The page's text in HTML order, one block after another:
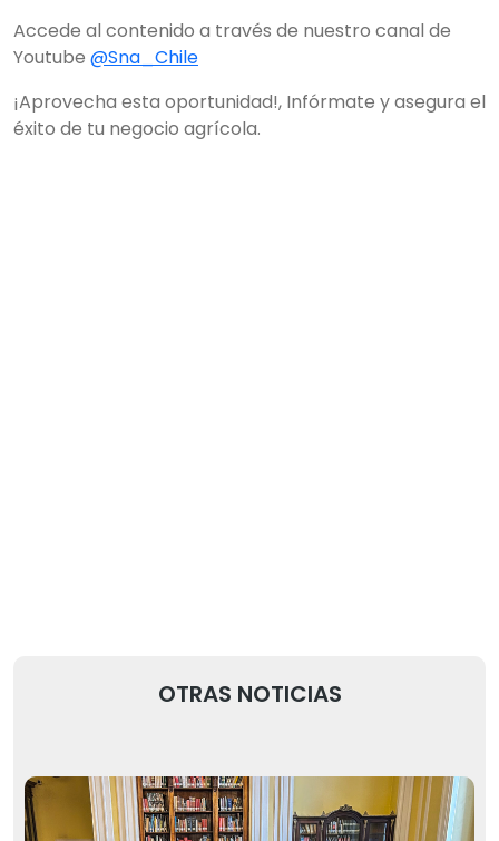
Accede al contenido a través de nuestro canal de
Youtube @Sna_Chile
¡Aprovecha esta oportunidad!, Infórmate y asegura el
éxito de tu negocio agrícola.
OTRAS NOTICIAS